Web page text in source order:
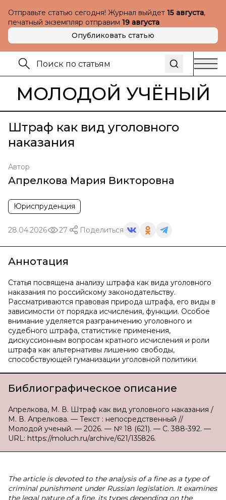
Отправьте статью сегодня! Журнал выйдет 15 августа,
печатный экземпляр отправим 19 августа
Опубликовать статью
МОЛОДОЙ УЧЁНЫЙ
Штраф как вид уголовного
наказания
Автор
Апрелкова Мария Викторовна
Юриспруденция
28.04.2026 27 Поделиться
Аннотация
Статья посвящена анализу штрафа как вида уголовного
наказания по российскому законодательству.
Рассматриваются правовая природа штрафа, его виды в
зависимости от порядка исчисления, функции. Особое
внимание уделяется разграничению уголовного и
судебного штрафа, статистике применения,
дискуссионным вопросам кратного исчисления и роли
штрафа как альтернативы лишению свободы,
способствующей гуманизации уголовной политики.
Библиографическое описание
Апрелкова, М. В. Штраф как вид уголовного наказания /
М. В. Апрелкова. — Текст : непосредственный //
Молодой ученый. — 2026. — № 18 (621). — С. 388-392. —
URL: https://moluch.ru/archive/621/135826.
The article is devoted to the analysis of a fine as a type of
criminal punishment under Russian legislation. It examines
the legal nature of a fine, its types depending on the